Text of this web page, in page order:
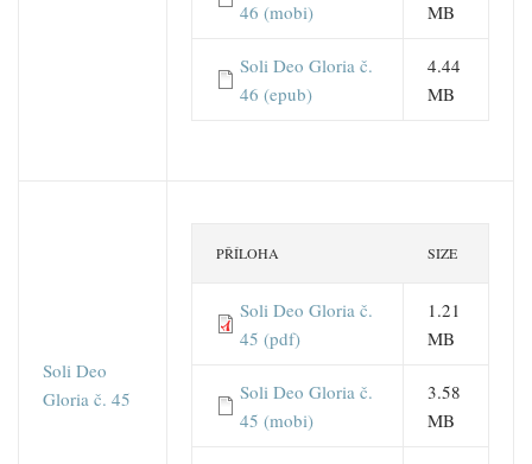
46 (mobi)
MB
Soli Deo Gloria č.
46 (epub)
4.44
MB
Soli Deo
Gloria č. 45
PŘÍLOHA SIZE
Soli Deo Gloria č.
45 (pdf)
1.21
MB
Soli Deo Gloria č.
45 (mobi)
3.58
MB